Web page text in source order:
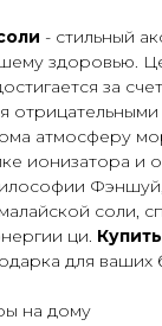
- стильный
здоровью.
за
атмосферу
ионизатора и
Фэншуй,
соли,
ци.
для ваших
на дому